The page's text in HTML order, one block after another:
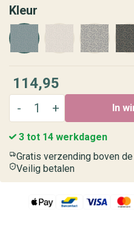
Kleur
114,95
In
3 tot 14 werkdagen
Gratis verzending boven
Veilig betalen